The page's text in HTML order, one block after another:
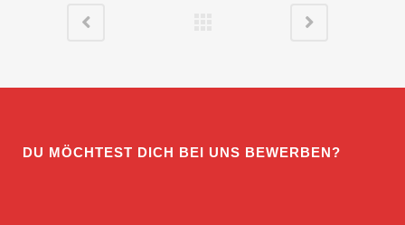
DU MÖCHTEST DICH BEI UNS BEWERBEN?